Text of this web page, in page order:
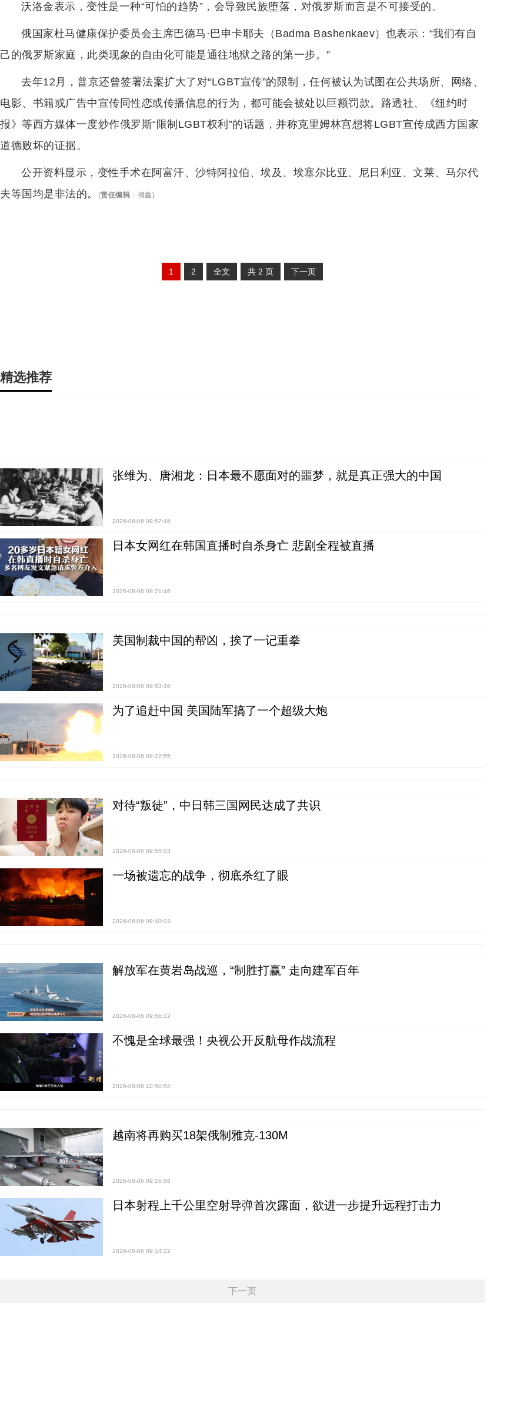
沃洛金表示，变性是一种“可怕的趋势”，会导致民族堕落，对俄罗斯而言是不可接受的。
俄国家杜马健康保护委员会主席巴德马·巴申卡耶夫（Badma Bashenkaev）也表示：“我们有自
己的俄罗斯家庭，此类现象的自由化可能是通往地狱之路的第一步。”
去年12月，普京还曾签署法案扩大了对“LGBT宣传”的限制，任何被认为试图在公共场所、网络、
电影、书籍或广告中宣传同性恋或传播信息的行为，都可能会被处以巨额罚款。路透社、《纽约时
报》等西方媒体一度炒作俄罗斯“限制LGBT权利”的话题，并称克里姆林宫想将LGBT宣传成西方国家
道德败坏的证据。
公开资料显示，变性手术在阿富汗、沙特阿拉伯、埃及、埃塞尔比亚、尼日利亚、文莱、马尔代
夫等国均是非法的。
(责任编辑 ： 傅鑫)
1 2 全文 共 2 页 下一页
精选推荐
张维为、唐湘龙：日本最不愿面对的噩梦，就是真正强大的中国
2026-08-06 09:57:46
日本女网红在韩国直播时自杀身亡 悲剧全程被直播
2026-08-06 09:21:46
美国制裁中国的帮凶，挨了一记重拳
2026-08-06 09:53:46
为了追赶中国 美国陆军搞了一个超级大炮
2026-08-06 09:22:55
对待“叛徒”，中日韩三国网民达成了共识
2026-08-06 09:55:03
一场被遗忘的战争，彻底杀红了眼
2026-08-06 09:40:03
解放军在黄岩岛战巡，“制胜打赢” 走向建军百年
2026-08-06 09:56:12
不愧是全球最强！央视公开反航母作战流程
2026-08-06 10:50:54
越南将再购买18架俄制雅克-130M
2026-08-06 09:16:58
日本射程上千公里空射导弹首次露面，欲进一步提升远程打击力
2026-08-06 09:14:22
下一页